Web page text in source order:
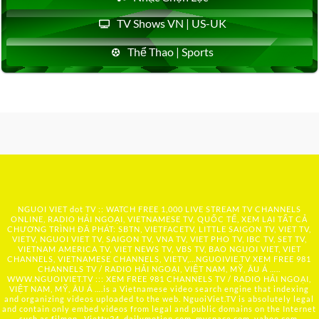
TV Shows VN | US-UK
Thể Thao | Sports
NGUOI VIET dot TV :: WATCH FREE 1,000 LIVE STREAM TV CHANNELS
ONLINE, RADIO HẢI NGOẠI, VIETNAMESE TV, QUỐC TẾ, XEM LẠI TẤT CẢ
CHƯƠNG TRÌNH ĐÃ PHÁT: SBTN, VIETFACETV, LITTLE SAIGON TV, VIET TV,
VIETV, NGUOI VIET TV, SAIGON TV, VNA TV, VIET PHO TV, IBC TV, SET TV,
VIETNAM AMERICA TV, VIET NEWS TV, VBS TV, BAO NGUOI VIET, VIET
CHANNELS, VIETNAMESE CHANNELS, VIETV,... NGUOIVIE.TV XEM FREE 981
CHANNELS TV / RADIO HẢI NGOẠI, VIỆT NAM, MỸ, ÂU Á …..
WWW.NGUOIVIET.TV ::: XEM FREE 981 CHANNELS TV / RADIO HẢI NGOẠI,
VIỆT NAM, MỸ, ÂU Á ….is a Vietnamese video search engine that indexing
and organizing videos uploaded to the web. NguoiViet.TV is absolutely legal
and contain only embed videos from legal and public domains on the Internet